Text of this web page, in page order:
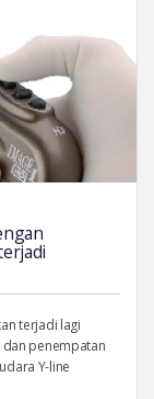
terjadi lagi
penempatan
Y-line